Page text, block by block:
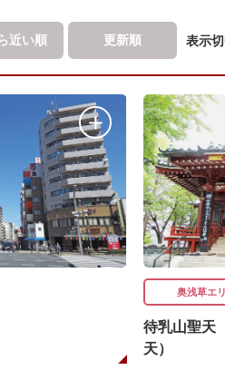
近い順 更新順 表示
奥浅草エ
待乳山聖天
天）